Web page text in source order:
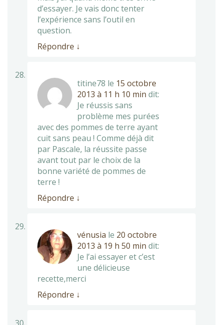
d’essayer. Je vais donc tenter
l’expérience sans l’outil en
question.
Répondre ↓
titine78 le 15 octobre
2013 à 11 h 10 min dit:
Je réussis sans
problème mes purées
avec des pommes de terre ayant
cuit sans peau ! Comme déjà dit
par Pascale, la réussite passe
avant tout par le choix de la
bonne variété de pommes de
terre !
Répondre ↓
vénusia le 20 octobre
2013 à 19 h 50 min dit:
Je l’ai essayer et c’est
une délicieuse
recette,merci
Répondre ↓